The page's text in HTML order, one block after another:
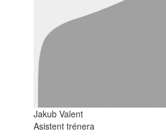
Jakub Valent
Asistent trénera